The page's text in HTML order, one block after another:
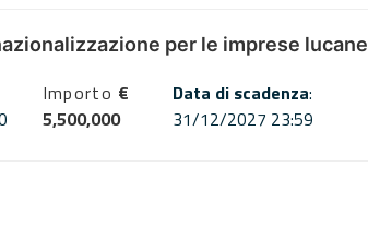
per le imprese lucane
Importo €
5,500,000
Data di scadenza:
31/12/2027 23:59